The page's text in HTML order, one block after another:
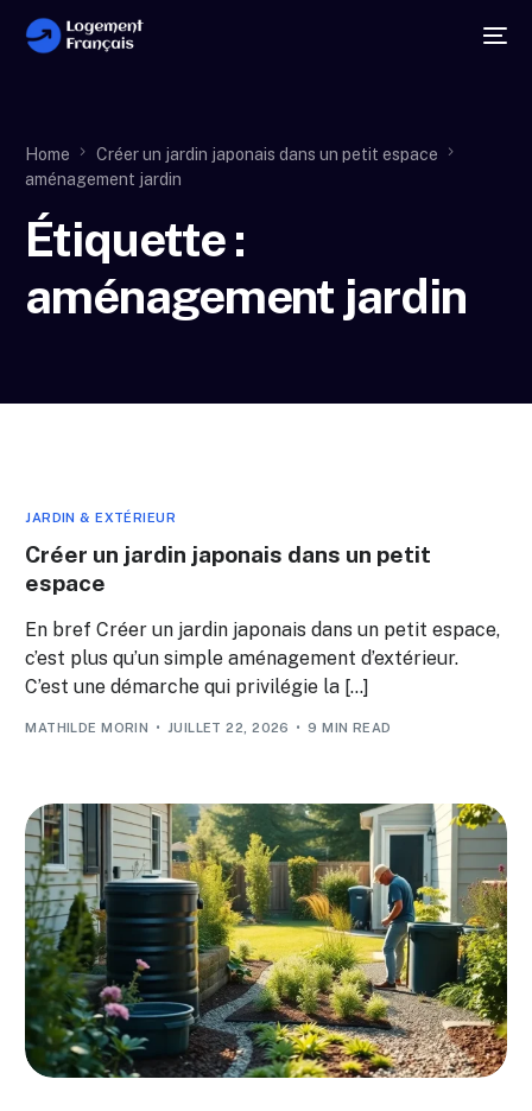
Home
Créer un jardin japonais dans un petit espace
aménagement jardin
Étiquette :
aménagement jardin
JARDIN & EXTÉRIEUR
Créer un jardin japonais dans un petit
espace
En bref Créer un jardin japonais dans un petit espace,
c’est plus qu’un simple aménagement d’extérieur.
C’est une démarche qui privilégie la […]
MATHILDE MORIN JUILLET 22, 2026 9 MIN READ